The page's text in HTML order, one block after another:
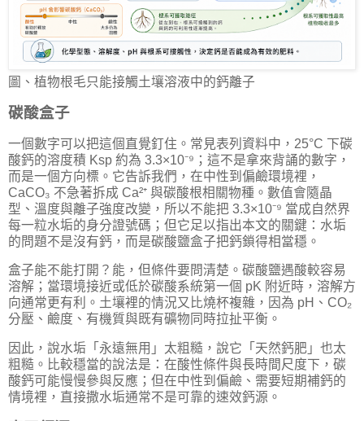
圖、植物根毛只能接觸土壤溶液中的鈣離子
碳酸盒子
一個數字可以把這個直覺釘住。常見表列資料中，25°C 下碳
酸鈣的溶度積 Ksp 約為 3.3×10⁻⁹；這不是拿來背誦的數字，
而是一個方向標。它告訴我們，在中性到偏鹼環境裡，
CaCO₃ 不急著拆成 Ca²⁺ 與碳酸根相關物種。數值會隨晶
型、溫度與離子強度改變，所以不能把 3.3×10⁻⁹ 當成自然界
每一粒水垢的身分證號碼；但它足以指出本文的關鍵：水垢
的問題不是沒有鈣，而是碳酸鹽盒子把鈣鎖得相當穩。
盒子能不能打開？能，但條件要問清楚。碳酸鹽遇酸較容易
溶解；當環境接近或低於碳酸系統第一個 pK 附近時，溶解方
向通常更有利。土壤裡的情況又比燒杯複雜，因為 pH、CO₂
分壓、鹼度、有機質與既有礦物同時拉扯平衡。
因此，說水垢「永遠無用」太粗糙，說它「天然鈣肥」也太
粗糙。比較穩當的說法是：在酸性條件與長時間尺度下，碳
酸鈣可能慢慢參與反應；但在中性到偏鹼、需要短期補鈣的
情境裡，直接撒水垢通常不是可靠的速效鈣源。